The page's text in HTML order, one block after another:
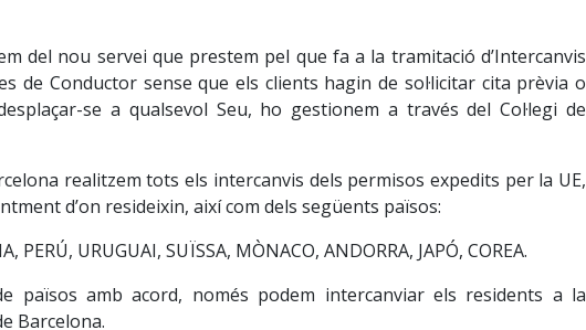
del nou servei que prestem pel que fa a la tramitació d’Intercanvis
de Conductor sense que els clients hagin de sol·licitar cita prèvia o
se a qualsevol Seu, ho gestionem a través del Col·legi de
realitzem tots els intercanvis dels permisos expedits per la UE,
d’on resideixin, així com dels següents països:
PERÚ, URUGUAI, SUÏSSA, MÒNACO, ANDORRA, JAPÓ, COREA.
països amb acord, només podem intercanviar els residents a la
Barcelona.